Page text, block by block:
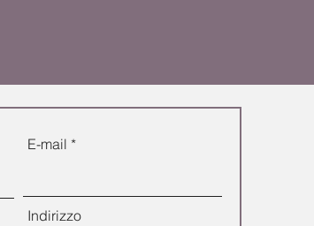
E-mail
Indirizzo